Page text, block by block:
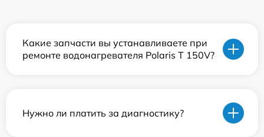
Какие запчасти вы устанавливаете при
ремонте водонагревателя Polaris T 150V?
Нужно ли платить за диагностику?